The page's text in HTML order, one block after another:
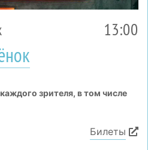
13:00
зрителя, в том числе
Билеты